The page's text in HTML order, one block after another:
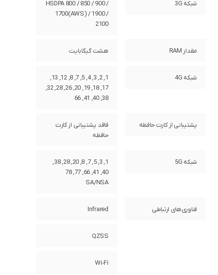
شبکه 3G
HSDPA 800 / 850 / 900 /
1700(AWS) / 1900 /
2100
مقدار RAM هشت گیگابایت
شبکه 4G
1, 2, 3, 4, 5, 7, 8, 12, 13,
17, 18, 19, 20, 26, 28, 32,
38, 40, 41, 66
پشتیبانی از کارت حافظه
فاقد پشتیبانی از کارت
حافظه
شبکه 5G
1, 3, 5, 7, 8, 20, 28, 38,
40, 41, 66, 77, 78
SA/NSA
فناوری‌های ارتباطی Infrared
QZSS
Wi-Fi